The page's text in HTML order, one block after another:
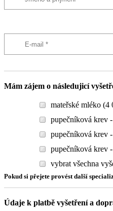
Mám zájem o následujicí
mateřské mléko (4
pupečníková krev
pupečníková krev
pupečníková krev
vybrat všechna
Pokud si přejete provést další
Údaje k platbě vyšetření a